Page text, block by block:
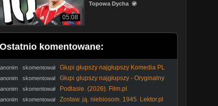
05:08
Topowa Dycha
Ostatnio komentowane:
anonim skomentował Głupi głupszy najgłupszy Komedia PL
anonim skomentował
Głupi głupszy najgłupszy - Oryginalny
Lektor PL 2012
anonim skomentował Podlasie. (2026). Film.pl
anonim skomentował Zostaw. ją. niebiosom. 1945. Lektor.pl